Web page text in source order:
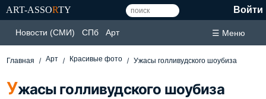
ART-ASSORTY Войти
Новости (СМИ) СПб Арт ☰ Меню
Главная Арт Красивые фото Ужасы голливудского шоубиза
Ужасы голливудского шоубиза